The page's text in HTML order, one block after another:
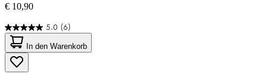
€ 10,90
5.0 (6)
5.0
von
5
Sternen.
6
In den Warenkorb